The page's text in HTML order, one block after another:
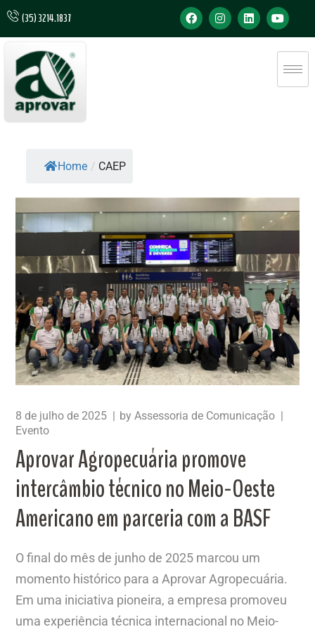
(35) 3214.1837
Home / CAEP
8 de julho de 2025 byAssessoria de Comunicação
Evento
Aprovar Agropecuária promove
intercâmbio técnico no Meio-Oeste
Americano em parceria com a BASF
O final do mês de junho de 2025 marcou um
momento histórico para a Aprovar Agropecuária.
Em uma iniciativa pioneira, a empresa promoveu
uma experiência técnica internacional no Meio-